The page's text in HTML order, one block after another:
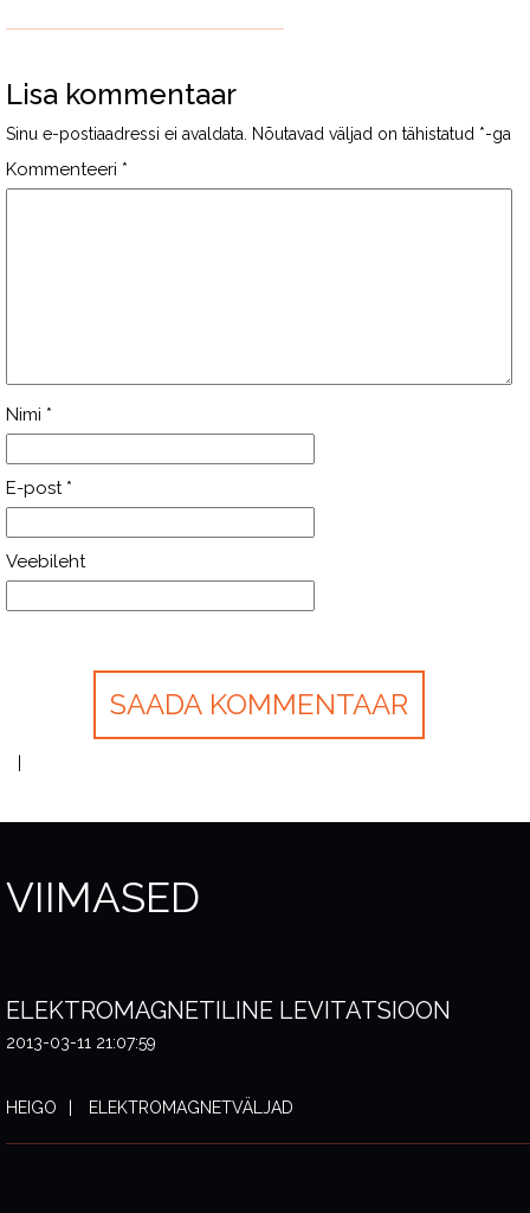
Lisa kommentaar
Sinu e-postiaadressi ei avaldata. Nõutavad väljad on tähistatud *-ga
Kommenteeri *
Nimi *
E-post *
Veebileht
VIIMASED
ELEKTROMAGNETILINE LEVITATSIOON
2013-03-11 21:07:59
HEIGO ELEKTROMAGNETVÄLJAD